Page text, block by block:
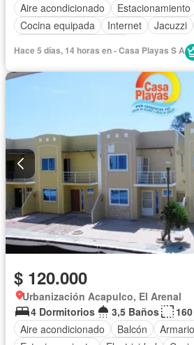
Aire acondicionado
Estacionamiento
Cocina equipada
Internet Jacuzzi
Hace 5 días, 14 horas en - Casa Playas S A
$ 120.000
Urbanización Acapulco, El Arenal
4 Dormitorios
3,5 Baños
Aire acondicionado
Balcón